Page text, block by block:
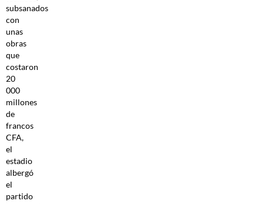
subsanados
con
unas
obras
que
costaron
20
000
millones
de
francos
CFA,
el
estadio
albergó
el
partido